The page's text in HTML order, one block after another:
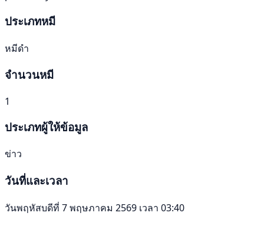
ประเภทหมี
หมีดำ
จำนวนหมี
1
ประเภทผู้ให้ข้อมูล
ข่าว
วันที่และเวลา
วันพฤหัสบดีที่ 7 พฤษภาคม 2569 เวลา 03:40